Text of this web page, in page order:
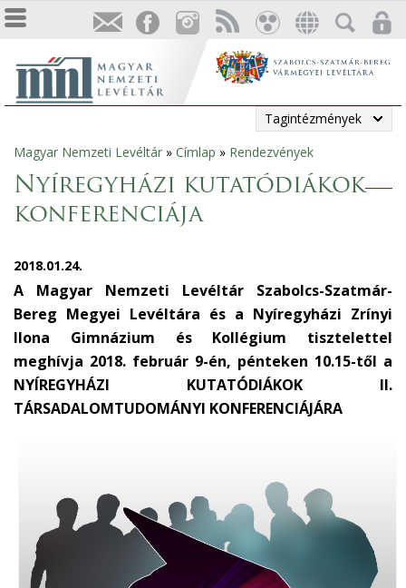
Tagintézmények
Jelenlegi
hely
Magyar Nemzeti Levéltár » Címlap » Rendezvények
Nyíregyházi kutatódiákok
konferenciája
2018.01.24.
A Magyar Nemzeti Levéltár Szabolcs-Szatmár-
Bereg Megyei Levéltára és a Nyíregyházi Zrínyi
Ilona Gimnázium és Kollégium tisztelettel
meghívja 2018. február 9-én, pénteken 10.15-től a
NYÍREGYHÁZI KUTATÓDIÁKOK II.
TÁRSADALOMTUDOMÁNYI KONFERENCIÁJÁRA